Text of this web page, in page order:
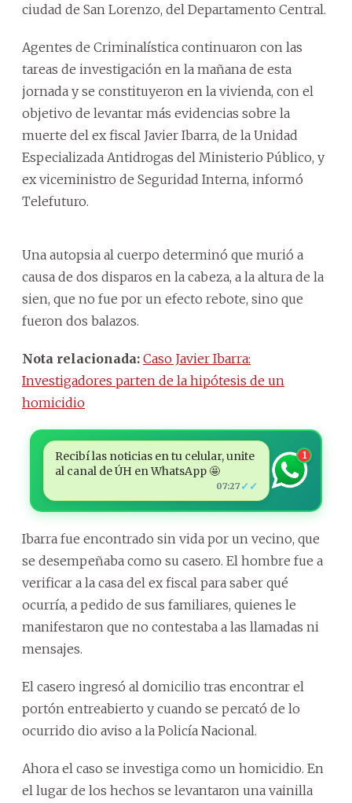
ciudad de San Lorenzo, del Departamento Central.
Agentes de Criminalística continuaron con las
tareas de investigación en la mañana de esta
jornada y se constituyeron en la vivienda, con el
objetivo de levantar más evidencias sobre la
muerte del ex fiscal Javier Ibarra, de la Unidad
Especializada Antidrogas del Ministerio Público, y
ex viceministro de Seguridad Interna, informó
Telefuturo.
Una autopsia al cuerpo determinó que murió a
causa de dos disparos en la cabeza, a la altura de la
sien, que no fue por un efecto rebote, sino que
fueron dos balazos.
Nota relacionada: Caso Javier Ibarra:
Investigadores parten de la hipótesis de un
homicidio
Recibí las noticias en tu celular, unite
al canal de ÚH en WhatsApp 🤩
07:27 ✓✓
1
Ibarra fue encontrado sin vida por un vecino, que
se desempeñaba como su casero. El hombre fue a
verificar a la casa del ex fiscal para saber qué
ocurría, a pedido de sus familiares, quienes le
manifestaron que no contestaba a las llamadas ni
mensajes.
El casero ingresó al domicilio tras encontrar el
portón entreabierto y cuando se percató de lo
ocurrido dio aviso a la Policía Nacional.
Ahora el caso se investiga como un homicidio. En
el lugar de los hechos se levantaron una vainilla